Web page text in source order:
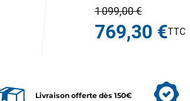
1 099,00 €
769,30 €
Livraison offerte dès 150€